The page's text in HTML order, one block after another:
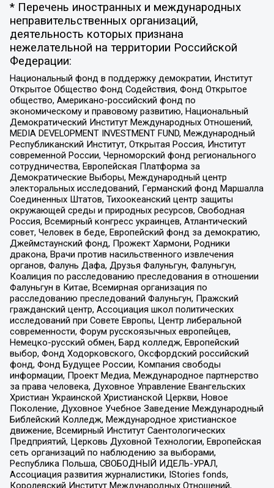
* Перечень иностранных и международных
неправительственных организаций,
деятельность которых признана
нежелательной на территории Российской
Федерации:
Национальный фонд в поддержку демократии, Институт
Открытое Общество Фонд Содействия, Фонд Открытое
общество, Американо-российский фонд по
экономическому и правовому развитию, Национальный
Демократический Институт Международных Отношений,
MEDIA DEVELOPMENT INVESTMENT FUND, Международный
Республиканский Институт, Открытая Россия, Институт
современной России, Черноморский фонд регионального
сотрудничества, Европейская Платформа за
Демократические Выборы, Международный центр
электоральных исследований, Германский фонд Маршалла
Соединенных Штатов, Тихоокеанский центр защиты
окружающей среды и природных ресурсов, Свободная
Россия, Всемирный конгресс украинцев, Атлантический
совет, Человек в беде, Европейский фонд за демократию,
Джеймстаунский фонд, Прожект Хармони, Родники
дракона, Врачи против насильственного извлечения
органов, Фалунь Дафа, Друзья Фалуньгун, Фалуньгун,
Коалиция по расследованию преследования в отношении
Фалуньгун в Китае, Всемирная организация по
расследованию преследований Фалуньгун, Пражский
гражданский центр, Ассоциация школ политических
исследований при Совете Европы, Центр либеральной
современности, Форум русскоязычных европейцев,
Немецко-русский обмен, Бард колледж, Европейский
выбор, Фонд Ходорковского, Оксфордский российский
фонд, Фонд Будущее России, Компания свободы
информации, Проект Медиа, Международное партнерство
за права человека, Духовное Управление Евангельских
Христиан Украинской Христианской Церкви, Новое
Поколение, Духовное Учебное Заведение Международный
Библейский Колледж, Международное христианское
движение, Всемирный Институт Саентологических
Предприятий, Церковь Духовной Технологии, Европейская
сеть организаций по наблюдению за выборами,
Республика Польша, СВОБОДНЫЙ ИДЕЛЬ-УРАЛ,
Ассоциация развития журналистики, IStories fonds,
Королевский Институт Международных Отношений,